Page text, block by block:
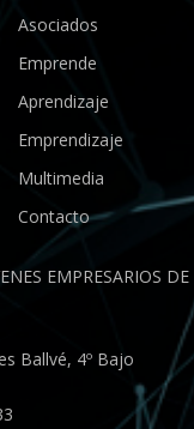
Asociados
Emprende
Aprendizaje
Emprendizaje
Multimedia
Contacto
EMPRESARIOS
Ballvé, 4º Bajo